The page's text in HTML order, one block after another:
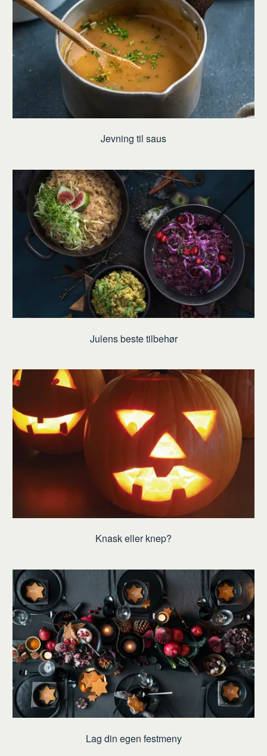
Jevning til saus
Julens beste tilbehør
Knask eller knep?
Lag din egen festmeny